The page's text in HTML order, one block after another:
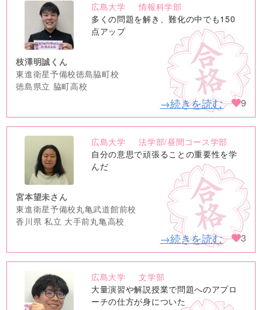
no
image
広島大学
情報科学部
多くの問題を解き、難化の中でも150
点アップ
枝澤明誠くん
東進衛星予備校徳島脇町校
徳島県立 脇町高校
→続きを読む 9
no
image
広島大学
法学部/昼間コース学部
自分の意思で頑張ることの重要性を学
んだ
宮本望未さん
東進衛星予備校丸亀武道館前校
香川県 私立 大手前丸亀高校
→続きを読む 3
no
image
広島大学
文学部
大量演習や解説授業で問題へのアプロ
ーチの仕方が身についた